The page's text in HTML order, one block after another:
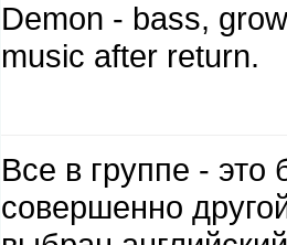
Demon - bass,
music after return.
Все в группе -
совершенно